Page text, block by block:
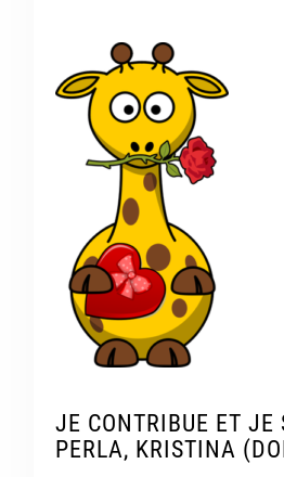
JE CONTRIBUE ET JE
PERLA, KRISTINA